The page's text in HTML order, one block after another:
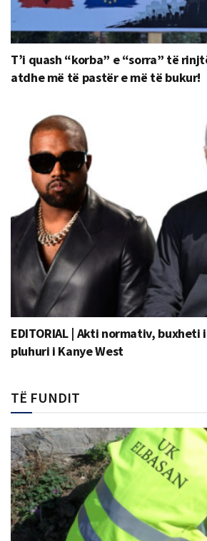
T’i quash “korba” e “sorra” të
atdhe më të pastër e më të bukur!
EDITORIAL | Akti normativ,
pluhuri i Kanye West
TË FUNDIT